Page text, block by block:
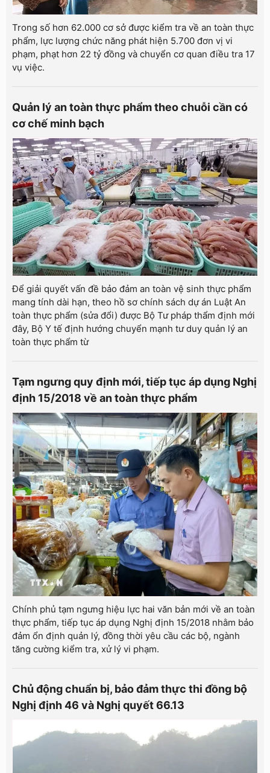
Trong số hơn 62.000 cơ sở được kiểm tra về an toàn thực
phẩm, lực lượng chức năng phát hiện 5.700 đơn vị vi
phạm, phạt hơn 22 tỷ đồng và chuyển cơ quan điều tra 17
vụ việc.
Quản lý an toàn thực phẩm theo chuỗi cần có
cơ chế minh bạch
Để giải quyết vấn đề bảo đảm an toàn vệ sinh thực phẩm
mang tính dài hạn, theo hồ sơ chính sách dự án Luật An
toàn thực phẩm (sửa đổi) được Bộ Tư pháp thẩm định mới
đây, Bộ Y tế định hướng chuyển mạnh tư duy quản lý an
toàn thực phẩm từ
Tạm ngưng quy định mới, tiếp tục áp dụng Nghị
định 15/2018 về an toàn thực phẩm
Chính phủ tạm ngưng hiệu lực hai văn bản mới về an toàn
thực phẩm, tiếp tục áp dụng Nghị định 15/2018 nhằm bảo
đảm ổn định quản lý, đồng thời yêu cầu các bộ, ngành
tăng cường kiểm tra, xử lý vi phạm.
Chủ động chuẩn bị, bảo đảm thực thi đồng bộ
Nghị định 46 và Nghị quyết 66.13